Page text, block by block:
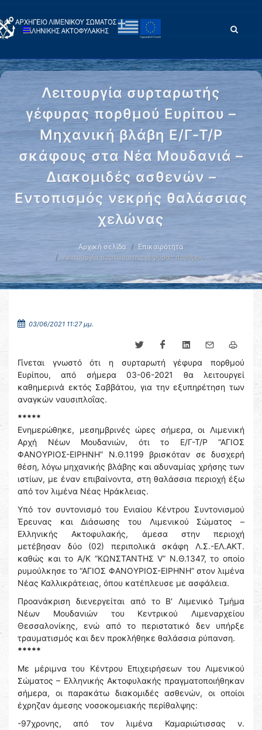
Λειτουργία συρταρωτής
γέφυρας πορθμού Ευρίπου –
Μηχανική βλάβη Ε/Γ-Τ/Ρ
σκάφους στα Νέα Μουδανιά –
Διακομιδές ασθενών –
Εντοπισμός νεκρής θαλάσσιας
χελώνας
Αρχική σελίδα
Επικαιρότητα
Λειτουργία συρταρωτής γέφυρας πορθμού …
03/06/2021 11:27 μμ.
Γίνεται γνωστό ότι η συρταρωτή γέφυρα πορθμού
Ευρίπου, από σήμερα 03-06-2021 θα λειτουργεί
καθημερινά εκτός Σαββάτου, για την εξυπηρέτηση των
αναγκών ναυσιπλοΐας.
*****
Ενημερώθηκε, μεσημβρινές ώρες σήμερα, οι Λιμενική
Αρχή Νέων Μουδανιών, ότι το Ε/Γ-Τ/Ρ “ΑΓΙΟΣ
ΦΑΝΟΥΡΙΟΣ-ΕΙΡΗΝΗ” Ν.Θ.1199 βρισκόταν σε δυσχερή
θέση, λόγω μηχανικής βλάβης και αδυναμίας χρήσης των
ιστίων, με έναν επιβαίνοντα, στη θαλάσσια περιοχή έξω
από τον λιμένα Νέας Ηράκλειας.
Υπό τον συντονισμό του Ενιαίου Κέντρου Συντονισμού
Έρευνας και Διάσωσης του Λιμενικού Σώματος –
Ελληνικής Ακτοφυλακής, άμεσα στην περιοχή
μετέβησαν δύο (02) περιπολικά σκάφη Λ.Σ.-ΕΛ.ΑΚΤ.
καθώς και το Α/Κ “ΚΩΝΣΤΑΝΤΗΣ V” N.Θ.1347, το οποίο
ρυμούλκησε το “ΑΓΙΟΣ ΦΑΝΟΥΡΙΟΣ-ΕΙΡΗΝΗ” στον λιμένα
Νέας Καλλικράτειας, όπου κατέπλευσε με ασφάλεια.
Προανάκριση διενεργείται από το Β' Λιμενικό Τμήμα
Νέων Μουδανιών του Κεντρικού Λιμεναρχείου
Θεσσαλονίκης, ενώ από το περιστατικό δεν υπήρξε
τραυματισμός και δεν προκλήθηκε θαλάσσια ρύπανση.
*****
Με μέριμνα του Κέντρου Επιχειρήσεων του Λιμενικού
Σώματος – Ελληνικής Ακτοφυλακής πραγματοποιήθηκαν
σήμερα, οι παρακάτω διακομιδές ασθενών, οι οποίοι
έχρηζαν άμεσης νοσοκομειακής περίθαλψης:
-97χρονης, από τον λιμένα Καμαριώτισσας ν.